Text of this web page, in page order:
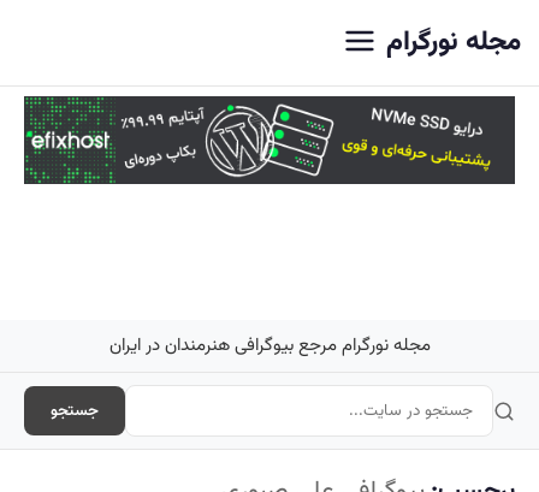
مجله نورگرام
مجله نورگرام مرجع بیوگرافی هنرمندان در ایران
جستجو